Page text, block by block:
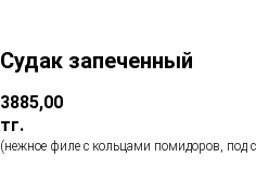
Судак запеченный
3885,00
тг.
(нежное филе с кольцами помидоров, под